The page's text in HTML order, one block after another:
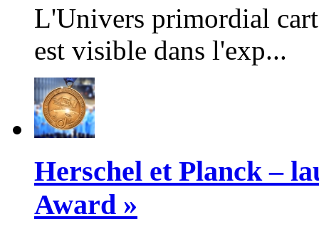
L'Univers primordial
est visible dans l'exp...
Herschel et Planck –
Award »